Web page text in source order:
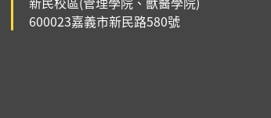
600023嘉義市新民路580號